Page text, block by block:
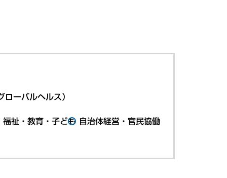
ーバルヘルス）
福祉・教育・子ども 自治体経営・官民協働